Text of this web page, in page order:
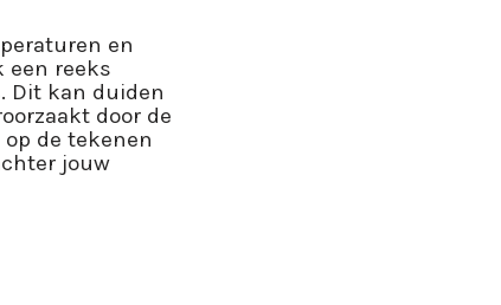
en
een reeks
Dit kan duiden
door de
de tekenen
jouw